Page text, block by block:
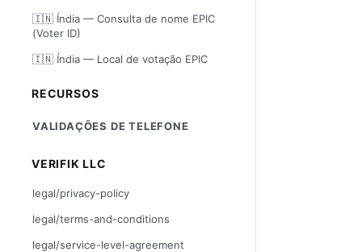
🇮🇳 Índia — Consulta de nome EPIC
(Voter ID)
🇮🇳 Índia — Local de votação EPIC
RECURSOS
VALIDAÇÕES DE TELEFONE
VERIFIK LLC
legal/privacy-policy
legal/terms-and-conditions
legal/service-level-agreement